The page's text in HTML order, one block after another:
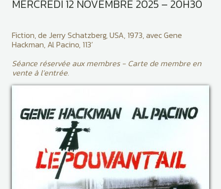
MERCREDI 12 NOVEMBRE 2025 – 20H30
Fiction, de Jerry Schatzberg, USA, 1973, avec Gene
Hackman, Al Pacino, 113’
Séance réservée aux membres - Carte de membre en
vente à l’entrée.